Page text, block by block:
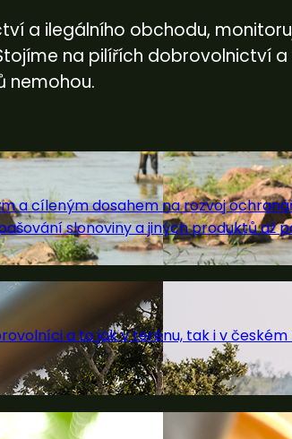
a ilegálního obchodu,
na pilířích dobrovolnictví
nemohou.
a cíleným dosahem na rozvoj
slonoviny a jiných produktů až
a to jak v terénu, tak i v